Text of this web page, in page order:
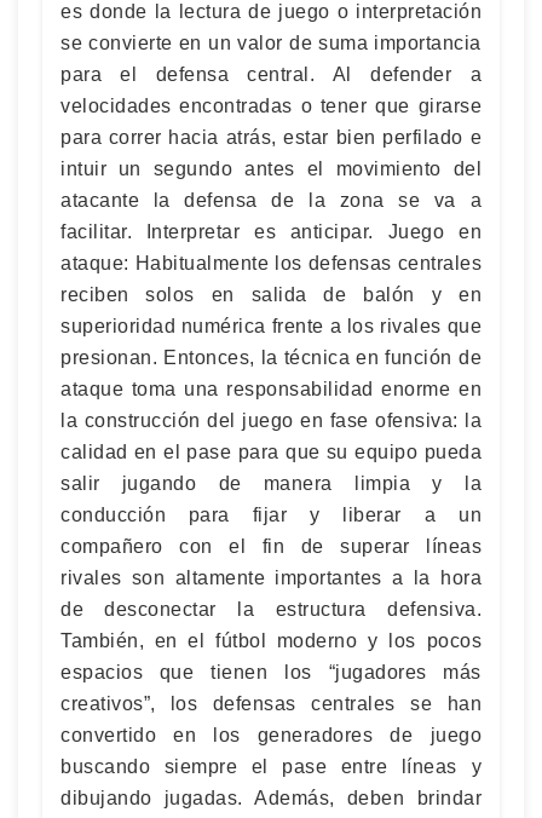
es donde la lectura de juego o interpretación
se convierte en un valor de suma importancia
para el defensa central. Al defender a
velocidades encontradas o tener que girarse
para correr hacia atrás, estar bien perfilado e
intuir un segundo antes el movimiento del
atacante la defensa de la zona se va a
facilitar. Interpretar es anticipar. Juego en
ataque: Habitualmente los defensas centrales
reciben solos en salida de balón y en
superioridad numérica frente a los rivales que
presionan. Entonces, la técnica en función de
ataque toma una responsabilidad enorme en
la construcción del juego en fase ofensiva: la
calidad en el pase para que su equipo pueda
salir jugando de manera limpia y la
conducción para fijar y liberar a un
compañero con el fin de superar líneas
rivales son altamente importantes a la hora
de desconectar la estructura defensiva.
También, en el fútbol moderno y los pocos
espacios que tienen los “jugadores más
creativos”, los defensas centrales se han
convertido en los generadores de juego
buscando siempre el pase entre líneas y
dibujando jugadas. Además, deben brindar